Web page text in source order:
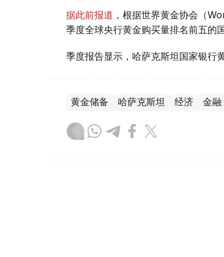
据此前报道 ，根据世界黄金协会（
季度全球央行黄金购买量排名前五的
季度报告显示，哈萨克斯坦国家银行
黄金储备 哈萨克斯坦 经济 金融